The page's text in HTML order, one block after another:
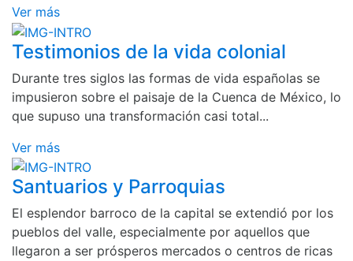
Ver más
Testimonios de la vida colonial
Durante tres siglos las formas de vida españolas se
impusieron sobre el paisaje de la Cuenca de México, lo
que supuso una transformación casi total...
Ver más
Santuarios y Parroquias
El esplendor barroco de la capital se extendió por los
pueblos del valle, especialmente por aquellos que
llegaron a ser prósperos mercados o centros de ricas